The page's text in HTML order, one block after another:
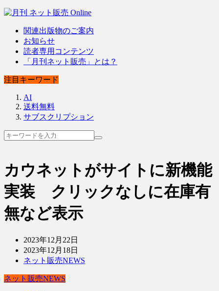
関連出版物のご案内
お知らせ
読者専用コンテンツ
「月刊ネット販売」とは？
注目キーワード
AI
送料無料
サブスクリプション
カウネットがサイトに新機能
実装 クリックなしに在庫有
無など表示
2023年12月22日
2023年12月18日
ネット販売NEWS
ネット販売NEWS